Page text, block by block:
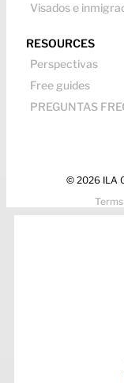
Visados e
RESOURCES
Perspectivas
Free guides
PREGUNTAS
© 2026 ILA